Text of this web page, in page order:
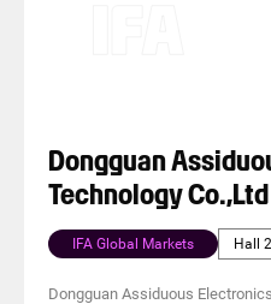
Dongguan
Technology Co.,Ltd
IFA Global Markets Hall
Dongguan Assiduous